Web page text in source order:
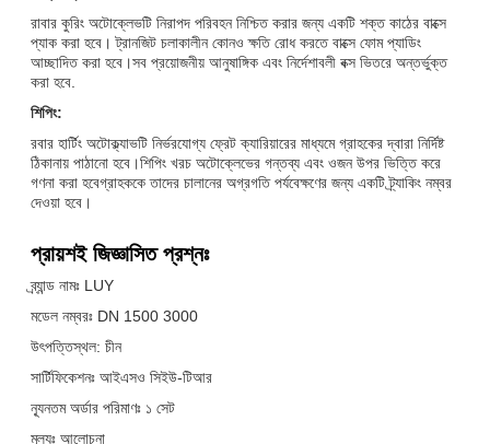
রাবার কুরিং অটোক্লেভটি নিরাপদ পরিবহন নিশ্চিত করার জন্য একটি শক্ত কাঠের বাক্সে
প্যাক করা হবে। ট্রানজিট চলাকালীন কোনও ক্ষতি রোধ করতে বাক্সে ফোম প্যাডিং
আচ্ছাদিত করা হবে।সব প্রয়োজনীয় আনুষাঙ্গিক এবং নির্দেশাবলী বক্স ভিতরে অন্তর্ভুক্ত
করা হবে.
শিপিং:
রবার হার্টিং অটোক্ল্যাভটি নির্ভরযোগ্য ফ্রেট ক্যারিয়ারের মাধ্যমে গ্রাহকের দ্বারা নির্দিষ্ট
ঠিকানায় পাঠানো হবে।শিপিং খরচ অটোক্লেভের গন্তব্য এবং ওজন উপর ভিত্তি করে
গণনা করা হবেগ্রাহককে তাদের চালানের অগ্রগতি পর্যবেক্ষণের জন্য একটি ট্র্যাকিং নম্বর
দেওয়া হবে।
প্রায়শই জিজ্ঞাসিত প্রশ্নঃ
ব্র্যান্ড নামঃ LUY
মডেল নম্বরঃ DN 1500 3000
উৎপত্তিস্থল: চীন
সার্টিফিকেশনঃ আইএসও সিইউ-টিআর
ন্যূনতম অর্ডার পরিমাণঃ ১ সেট
মূল্যঃ আলোচনা